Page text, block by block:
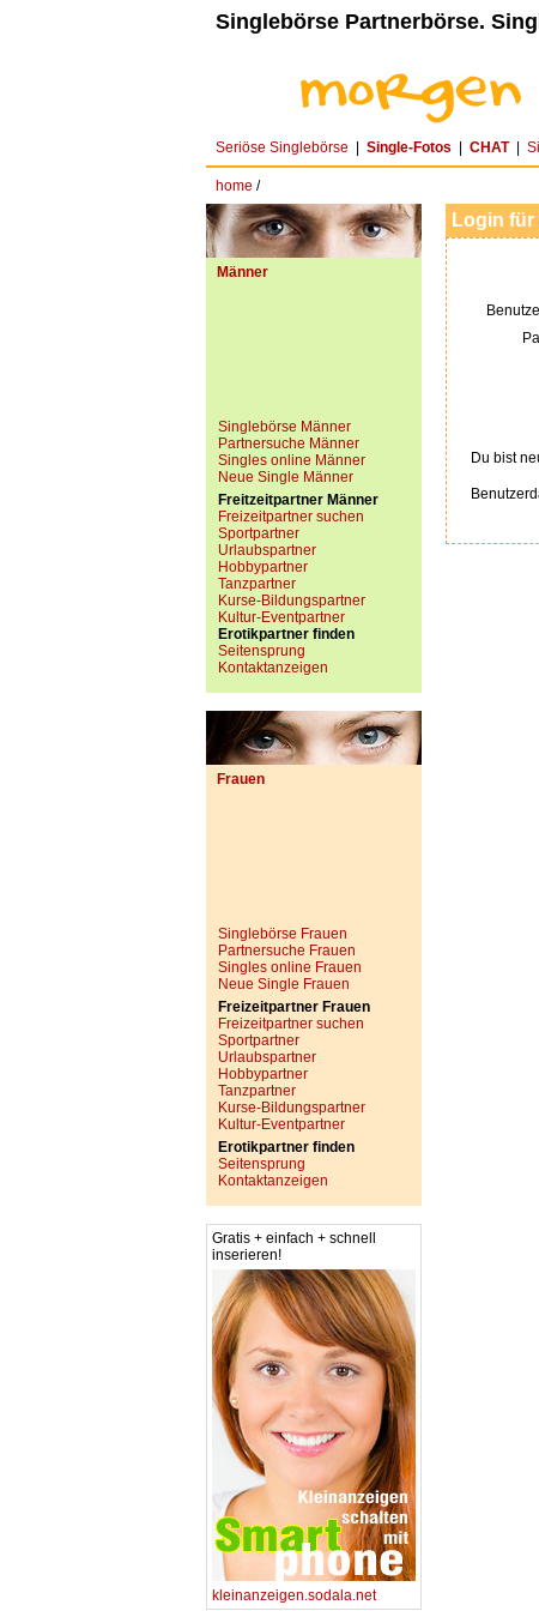
Singlebörse Partnerbörse.
Seriöse Singlebörse Single-Fotos CHAT|
home /
Männer
Singlebörse Männer
Partnersuche Männer
Singles online Männer
Neue Single Männer
Freitzeitpartner Männer
Freizeitpartner suchen
Sportpartner
Urlaubspartner
Hobbypartner
Tanzpartner
Kurse-Bildungspartner
Kultur-Eventpartner
Erotikpartner finden
Seitensprung
Kontaktanzeigen
Frauen
Singlebörse Frauen
Partnersuche Frauen
Singles online Frauen
Neue Single Frauen
Freizeitpartner Frauen
Freizeitpartner suchen
Sportpartner
Urlaubspartner
Hobbypartner
Tanzpartner
Kurse-Bildungspartner
Kultur-Eventpartner
Erotikpartner finden
Seitensprung
Kontaktanzeigen
Gratis + einfach + schnell
inserieren!
kleinanzeigen.sodala.net
Login
Du bist